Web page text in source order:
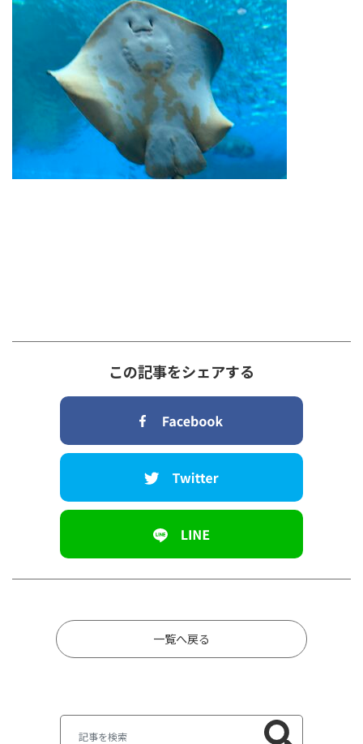
この記事をシェアする
一覧へ戻る